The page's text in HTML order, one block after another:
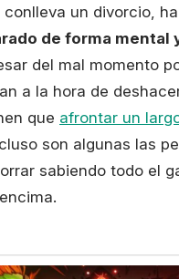
conlleva un divorcio,
de forma mental
del mal momento
a la hora de
que afrontar un
son algunas las
sabiendo todo el